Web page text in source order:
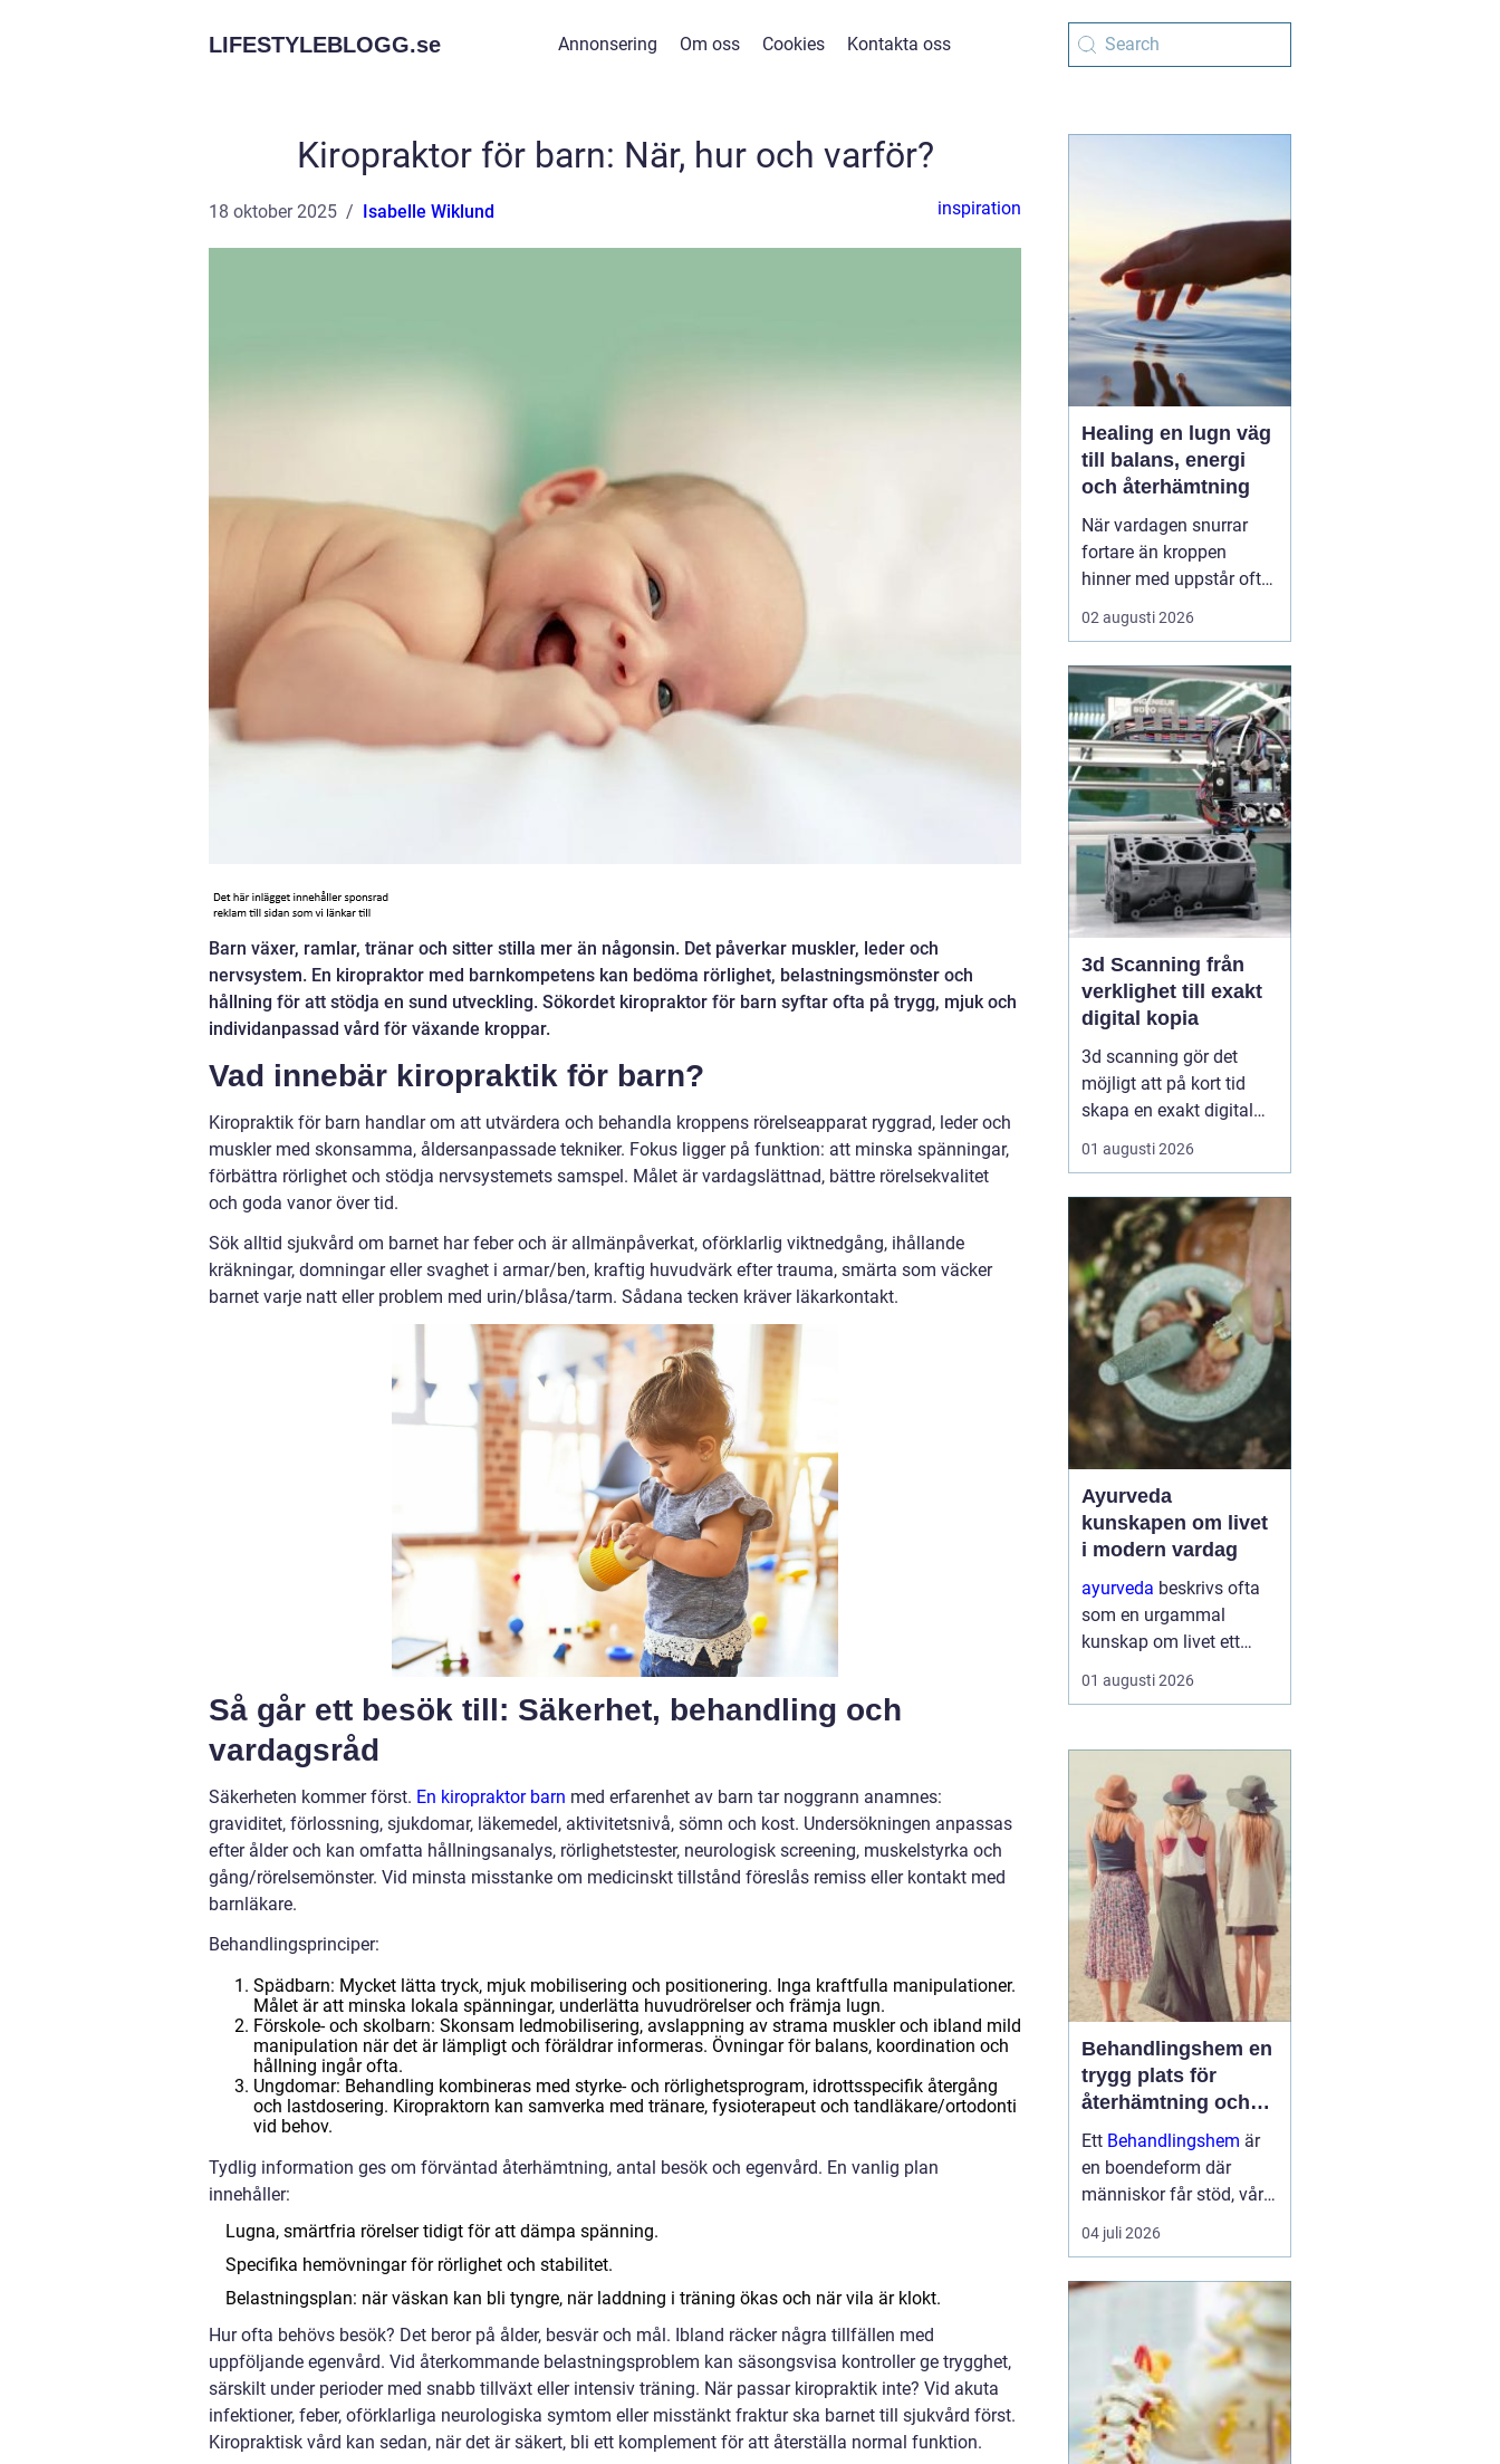
LIFESTYLEBLOGG.se Annonsering Om oss Cookies Kontakta oss
Kiropraktor för barn: När, hur och varför?
18 oktober 2025 Isabelle Wiklund inspiration
Barn växer, ramlar, tränar och sitter stilla mer än någonsin. Det påverkar muskler, leder och
nervsystem. En kiropraktor med barnkompetens kan bedöma rörlighet, belastningsmönster och
hållning för att stödja en sund utveckling. Sökordet kiropraktor för barn syftar ofta på trygg, mjuk och
individanpassad vård för växande kroppar.
Vad innebär kiropraktik för barn?
Kiropraktik för barn handlar om att utvärdera och behandla kroppens rörelseapparat ryggrad, leder och
muskler med skonsamma, åldersanpassade tekniker. Fokus ligger på funktion: att minska spänningar,
förbättra rörlighet och stödja nervsystemets samspel. Målet är vardagslättnad, bättre rörelsekvalitet
och goda vanor över tid.
Sök alltid sjukvård om barnet har feber och är allmänpåverkat, oförklarlig viktnedgång, ihållande
kräkningar, domningar eller svaghet i armar/ben, kraftig huvudvärk efter trauma, smärta som väcker
barnet varje natt eller problem med urin/blåsa/tarm. Sådana tecken kräver läkarkontakt.
Så går ett besök till: Säkerhet, behandling och
vardagsråd
Säkerheten kommer först. En kiropraktor barn med erfarenhet av barn tar noggrann anamnes:
graviditet, förlossning, sjukdomar, läkemedel, aktivitetsnivå, sömn och kost. Undersökningen anpassas
efter ålder och kan omfatta hållningsanalys, rörlighetstester, neurologisk screening, muskelstyrka och
gång/rörelsemönster. Vid minsta misstanke om medicinskt tillstånd föreslås remiss eller kontakt med
barnläkare.
Behandlingsprinciper:
Spädbarn: Mycket lätta tryck, mjuk mobilisering och positionering. Inga kraftfulla manipulationer.
Målet är att minska lokala spänningar, underlätta huvudrörelser och främja lugn.
Förskole- och skolbarn: Skonsam ledmobilisering, avslappning av strama muskler och ibland mild
manipulation när det är lämpligt och föräldrar informeras. Övningar för balans, koordination och
hållning ingår ofta.
Ungdomar: Behandling kombineras med styrke- och rörlighetsprogram, idrottsspecifik återgång
och lastdosering. Kiropraktorn kan samverka med tränare, fysioterapeut och tandläkare/ortodonti
vid behov.
Tydlig information ges om förväntad återhämtning, antal besök och egenvård. En vanlig plan
innehåller:
Lugna, smärtfria rörelser tidigt för att dämpa spänning.
Specifika hemövningar för rörlighet och stabilitet.
Belastningsplan: när väskan kan bli tyngre, när laddning i träning ökas och när vila är klokt.
Hur ofta behövs besök? Det beror på ålder, besvär och mål. Ibland räcker några tillfällen med
uppföljande egenvård. Vid återkommande belastningsproblem kan säsongsvisa kontroller ge trygghet,
särskilt under perioder med snabb tillväxt eller intensiv träning. När passar kiropraktik inte? Vid akuta
infektioner, feber, oförklarliga neurologiska symtom eller misstänkt fraktur ska barnet till sjukvård först.
Kiropraktisk vård kan sedan, när det är säkert, bli ett komplement för att återställa normal funktion.
Healing en lugn väg
till balans, energi
och återhämtning
När vardagen snurrar
fortare än kroppen
hinner med uppstår ofta
spänningar, oro och
trötthet som inte går att
Många börjar då söka
efter metoder som kan
skapa lugn på djupet,
inte bara i tankarna utan
också i kroppen. I den
sökn...
02 augusti 2026
3d Scanning från
verklighet till exakt
digital kopia
3d scanning gör det
möjligt att på kort tid
skapa en exakt digital
kopia av nästan vad
som helst: en liten detalj,
eller en hel fabrik.
Tekniken används i dag
inom industri, bygg,
fastigheter, kulturarv och
infrastruktur för at...
01 augusti 2026
Ayurveda
kunskapen om livet
i modern vardag
ayurveda beskrivs ofta
som en urgammal
kunskap om livet ett
praktiskt system för
hälsa som förenar kropp,
stället för att enbart
fokusera på symptom
försöker ayurvedan
förstå varf...
01 augusti 2026
Behandlingshem en
trygg plats för
återhämtning och
förändring
Ett Behandlingshem är
en boendeform där
människor får stöd, vård
och struktur under en
period i livet när det
öppenvården inte räcker.
Målet är att skapa
trygghet, stabilitet och
förutsättni...
04 juli 2026